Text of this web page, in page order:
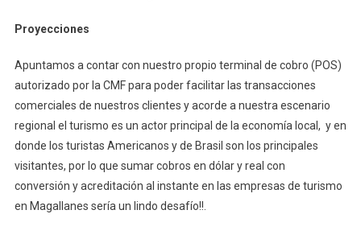
Proyecciones
Apuntamos a contar con nuestro propio terminal de cobro (POS)
autorizado por la CMF para poder facilitar las transacciones
comerciales de nuestros clientes y acorde a nuestra escenario
regional el turismo es un actor principal de la economía local, y en
donde los turistas Americanos y de Brasil son los principales
visitantes, por lo que sumar cobros en dólar y real con
conversión y acreditación al instante en las empresas de turismo
en Magallanes sería un lindo desafío!!.